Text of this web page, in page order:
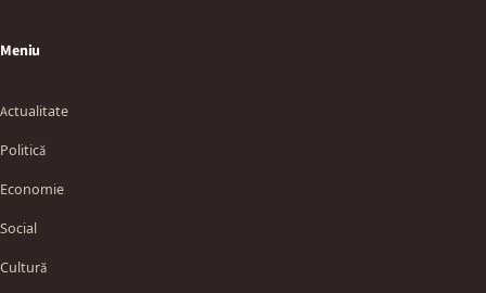
Meniu
Actualitate
Politică
Economie
Social
Cultură